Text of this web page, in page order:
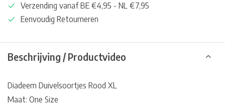
Verzending vanaf BE €4,95 - NL €7,95
Eenvoudig Retourneren
Beschrijving / Productvideo
Diadeem Duivelsoortjes Rood XL
Maat: One Size